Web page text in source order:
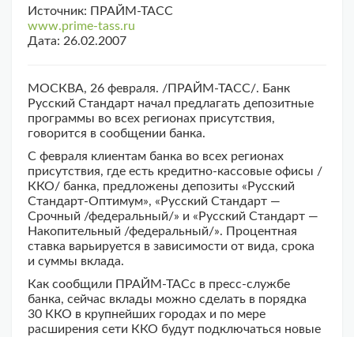
Источник: ПРАЙМ-ТАСС
www.prime-tass.ru
Дата: 26.02.2007
МОСКВА, 26 февраля. /ПРАЙМ-ТАСС/. Банк
Русский Стандарт начал предлагать депозитные
программы во всех регионах присутствия,
говорится в сообщении банка.
С февраля клиентам банка во всех регионах
присутствия, где есть кредитно-кассовые офисы /
ККО/ банка, предложены депозиты «Русский
Стандарт-Оптимум», «Русский Стандарт —
Срочный /федеральный/» и «Русский Стандарт —
Накопительный /федеральный/». Процентная
ставка варьируется в зависимости от вида, срока
и суммы вклада.
Как сообщили ПРАЙМ-ТАСс в пресс-службе
банка, сейчас вклады можно сделать в порядка
30 ККО в крупнейших городах и по мере
расширения сети ККО будут подключаться новые